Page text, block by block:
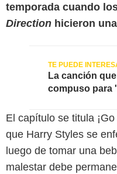
temporada cuando
Direction hicieron
La canción
compuso para
El capítulo se titula
que Harry Styles se
luego de tomar una
malestar debe